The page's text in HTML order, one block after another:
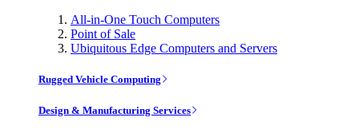
All-in-One Touch Computers
Point of Sale
Ubiquitous Edge Computers and Servers
Rugged Vehicle Computing
Design & Manufacturing Services